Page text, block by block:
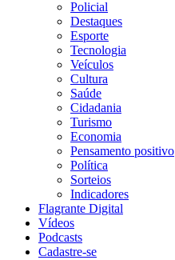
Policial
Destaques
Esporte
Tecnologia
Veículos
Cultura
Saúde
Cidadania
Turismo
Economia
Pensamento positivo
Política
Sorteios
Indicadores
Flagrante Digital
Vídeos
Podcasts
Cadastre-se